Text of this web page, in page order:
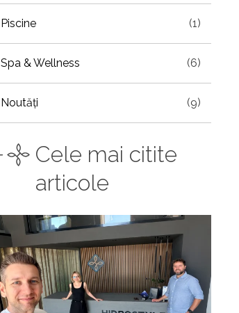
Piscine (1)
Spa & Wellness (6)
Noutăți (9)
Cele mai citite
articole